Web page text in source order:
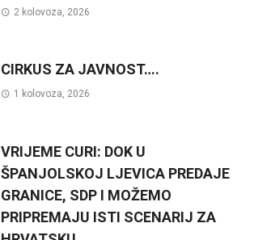
2 kolovoza, 2026
CIRKUS ZA JAVNOST….
1 kolovoza, 2026
VRIJEME CURI: DOK U
ŠPANJOLSKOJ LJEVICA PREDAJE
GRANICE, SDP I MOŽEMO
PRIPREMAJU ISTI SCENARIJ ZA